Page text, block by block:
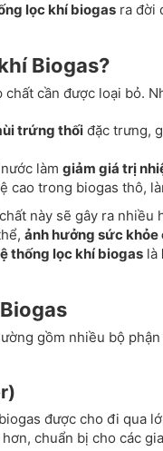
lọc khí biogas ra đời
Biogas?
cần được loại bỏ.
trứng thối đặc trưng,
làm giảm giá trị
cao trong biogas thô,
này sẽ gây ra nhiều
ảnh hưởng sức khỏe
thống lọc khí biogas là
gồm nhiều bộ
được cho đi qua
chuẩn bị cho các